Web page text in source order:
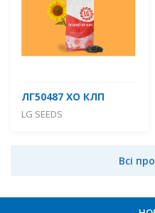
ЛГ50487 ХО КЛП
LG SEEDS
Всі